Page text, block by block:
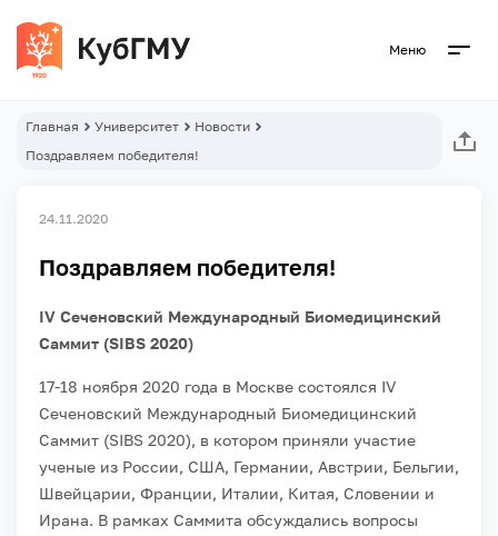
Меню
Главная Университет
Новости
Поздравляем победителя!
24.11.2020
Поздравляем победителя!
IV Сеченовский Международный Биомедицинский
Саммит (SIBS 2020)
17-18 ноября 2020 года в Москве состоялся IV
Сеченовский Международный Биомедицинский
Саммит (SIBS 2020), в котором приняли участие
ученые из России, США, Германии, Австрии, Бельгии,
Швейцарии, Франции, Италии, Китая, Словении и
Ирана. В рамках Саммита обсуждались вопросы